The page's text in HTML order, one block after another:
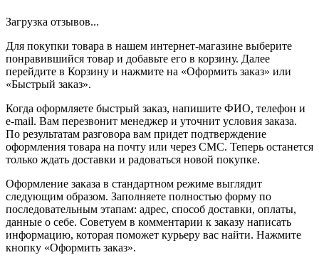
Загрузка отзывов...
Для покупки товара в нашем интернет-магазине выберите
понравившийся товар и добавьте его в корзину. Далее
перейдите в Корзину и нажмите на «Оформить заказ» или
«Быстрый заказ».
Когда оформляете быстрый заказ, напишите ФИО, телефон и
e-mail. Вам перезвонит менеджер и уточнит условия заказа.
По результатам разговора вам придет подтверждение
оформления товара на почту или через СМС. Теперь останется
только ждать доставки и радоваться новой покупке.
Оформление заказа в стандартном режиме выглядит
следующим образом. Заполняете полностью форму по
последовательным этапам: адрес, способ доставки, оплаты,
данные о себе. Советуем в комментарии к заказу написать
информацию, которая поможет курьеру вас найти. Нажмите
кнопку «Оформить заказ».